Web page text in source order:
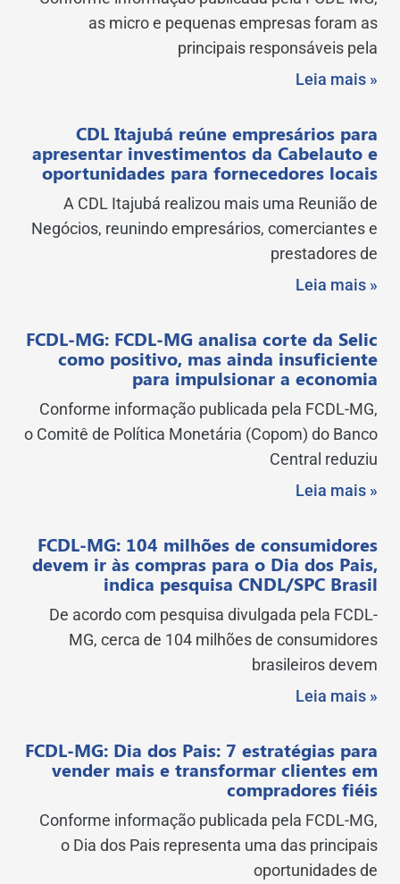
as micro e pequenas empresas foram as
principais responsáveis pela
Leia mais »
CDL Itajubá reúne empresários para
apresentar investimentos da Cabelauto e
oportunidades para fornecedores locais
A CDL Itajubá realizou mais uma Reunião de
Negócios, reunindo empresários, comerciantes e
prestadores de
Leia mais »
FCDL-MG: FCDL-MG analisa corte da Selic
como positivo, mas ainda insuficiente
para impulsionar a economia
Conforme informação publicada pela FCDL-MG,
o Comitê de Política Monetária (Copom) do Banco
Central reduziu
Leia mais »
FCDL-MG: 104 milhões de consumidores
devem ir às compras para o Dia dos Pais,
indica pesquisa CNDL/SPC Brasil
De acordo com pesquisa divulgada pela FCDL-
MG, cerca de 104 milhões de consumidores
brasileiros devem
Leia mais »
FCDL-MG: Dia dos Pais: 7 estratégias para
vender mais e transformar clientes em
compradores fiéis
Conforme informação publicada pela FCDL-MG,
o Dia dos Pais representa uma das principais
oportunidades de